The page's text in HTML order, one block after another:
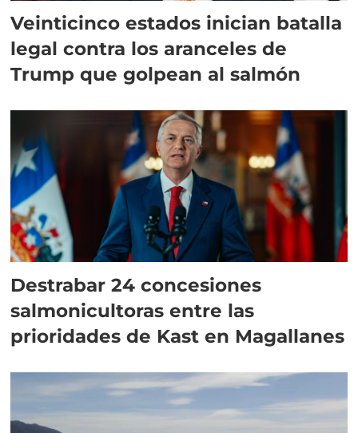
Veinticinco estados inician batalla
legal contra los aranceles de
Trump que golpean al salmón
Destrabar 24 concesiones
salmonicultoras entre las
prioridades de Kast en Magallanes